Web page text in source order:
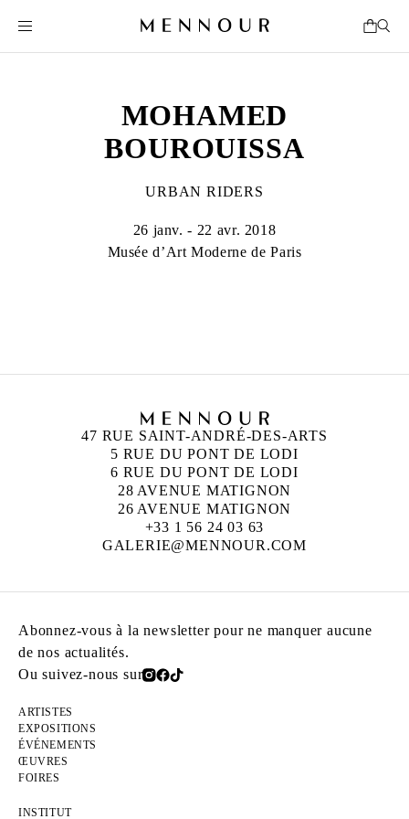
MOHAMED
BOUROUISSA
URBAN RIDERS
26 janv. - 22 avr. 2018
Musée d’Art Moderne de Paris
47 RUE SAINT-ANDRÉ-DES-ARTS
5 RUE DU PONT DE LODI
6 RUE DU PONT DE LODI
28 AVENUE MATIGNON
26 AVENUE MATIGNON
+33 1 56 24 03 63
GALERIE@MENNOUR.COM
Abonnez-vous à la newsletter pour ne manquer aucune
de nos actualités.
Ou suivez-nous sur
ARTISTES
EXPOSITIONS
ÉVÉNEMENTS
ŒUVRES
FOIRES
INSTITUT